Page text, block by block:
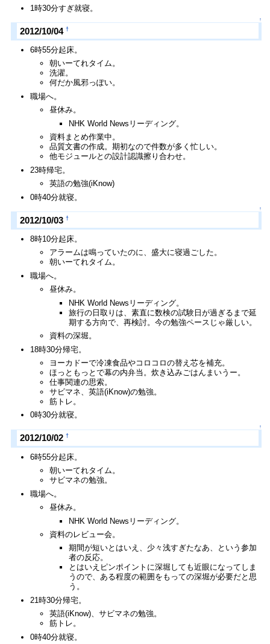
1時30分すぎ就寝。
↑
2012/10/04 †
6時55分起床。
朝いーてれタイム。
洗濯。
何だか風邪っぽい。
職場へ。
昼休み。
NHK World Newsリーディング。
資料まとめ作業中。
品質文書の作成。期初なので件数が多く忙しい。
他モジュールとの設計認識擦り合わせ。
23時帰宅。
英語の勉強(iKnow)
0時40分就寝。
↑
2012/10/03 †
8時10分起床。
アラームは鳴っていたのに、盛大に寝過ごした。
朝いーてれタイム。
職場へ。
昼休み。
NHK World Newsリーディング。
旅行の日取りは、素直に数検の試験日が過ぎるまで延
期する方向で、再検討。今の勉強ペースじゃ厳しい。
資料の深堀。
18時30分帰宅。
ヨーカドーで冷凍食品やコロコロの替え芯を補充。
ほっともっとで幕の内弁当。炊き込みごはんまいうー。
仕事関連の思索。
サビマネ、英語(iKnow)の勉強。
筋トレ。
0時30分就寝。
↑
2012/10/02 †
6時55分起床。
朝いーてれタイム。
サビマネの勉強。
職場へ。
昼休み。
NHK World Newsリーディング。
資料のレビュー会。
期間が短いとはいえ、少々浅すぎたなあ、という参加
者の反応。
とはいえピンポイントに深堀しても近眼になってしま
うので、ある程度の範囲をもっての深堀が必要だと思
う。
21時30分帰宅。
英語(iKnow)、サビマネの勉強。
筋トレ。
0時40分就寝。